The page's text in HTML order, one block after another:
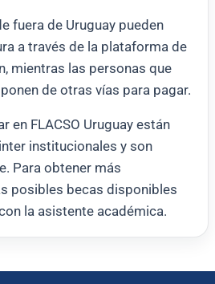
fuera de Uruguay pueden
a través de la plataforma de
mientras las personas que
de otras vías para pagar.
en FLACSO Uruguay están
institucionales y son
Para obtener más
posibles becas disponibles
la asistente académica.